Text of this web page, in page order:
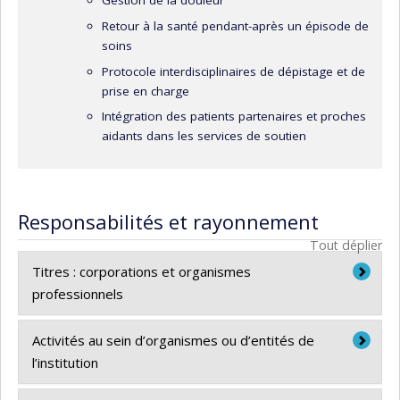
Retour à la santé pendant-après un épisode de
soins
Protocole interdisciplinaires de dépistage et de
prise en charge
Intégration des patients partenaires et proches
aidants dans les services de soutien
Responsabilités et rayonnement
Tout déplier
Titres : corporations et organismes
professionnels
Membre de l’Ordre des infirmières et infirmiers
du Québec (OIIQ).
Membre du Réseau de recherche en
Activités au sein d’organismes ou d’entités de
l’institution